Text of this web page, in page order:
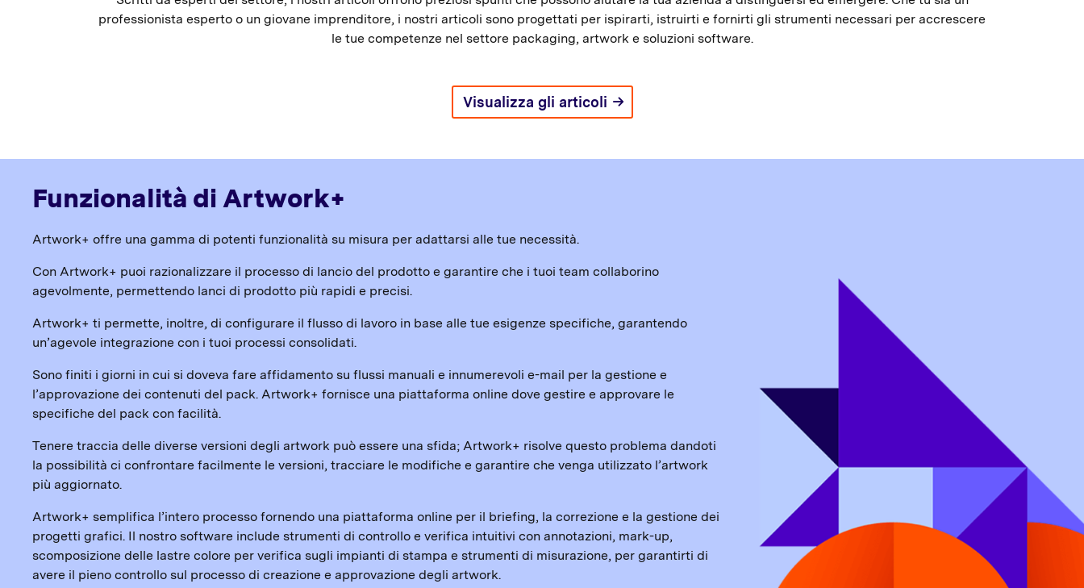
professionista esperto o un giovane imprenditore, i nostri articoli sono progettati per ispirarti, istruirti e fornirti gli strumenti necessari per accrescere
le tue competenze nel settore packaging, artwork e soluzioni software.
Visualizza gli articoli
Funzionalità di Artwork+
Artwork+ offre una gamma di potenti funzionalità su misura per adattarsi alle tue necessità.
Con Artwork+ puoi razionalizzare il processo di lancio del prodotto e garantire che i tuoi team collaborino
agevolmente, permettendo lanci di prodotto più rapidi e precisi.
Artwork+ ti permette, inoltre, di configurare il flusso di lavoro in base alle tue esigenze specifiche, garantendo
un’agevole integrazione con i tuoi processi consolidati.
Sono finiti i giorni in cui si doveva fare affidamento su flussi manuali e innumerevoli e-mail per la gestione e
l’approvazione dei contenuti del pack. Artwork+ fornisce una piattaforma online dove gestire e approvare le
specifiche del pack con facilità.
Tenere traccia delle diverse versioni degli artwork può essere una sfida; Artwork+ risolve questo problema dandoti
la possibilità ci confrontare facilmente le versioni, tracciare le modifiche e garantire che venga utilizzato l’artwork
più aggiornato.
Artwork+ semplifica l’intero processo fornendo una piattaforma online per il briefing, la correzione e la gestione dei
progetti grafici. Il nostro software include strumenti di controllo e verifica intuitivi con annotazioni, mark-up,
scomposizione delle lastre colore per verifica sugli impianti di stampa e strumenti di misurazione, per garantirti di
avere il pieno controllo sul processo di creazione e approvazione degli artwork.